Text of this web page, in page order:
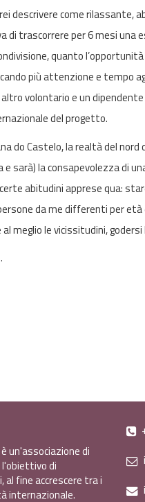
descrivere come
trascorrere per 6 mesi una
quanto
più attenzione e tempo
volontario e un
del progetto.
do Castelo, la realtà del nord
sarà) la consapevolezza di
abitudini apprese qua:
da me differenti per età
meglio le vicissitudini, godersi
è un'associazione di
l'obiettivo di
fine accrescere tra i
internazionale.